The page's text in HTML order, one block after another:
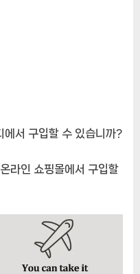
에서 구입할 수 있습니까?
라인 쇼핑몰에서 구입할